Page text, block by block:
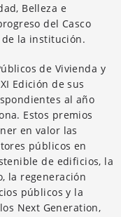
Belleza e
del Casco
de la institución.
de Vivienda y
Edición de sus
al año
Estos premios
en valor las
públicos en
de edificios, la
la regeneración
públicos y la
Next Generation,